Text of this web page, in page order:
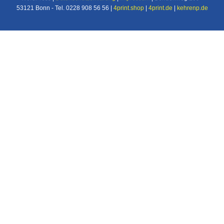
53121 Bonn - Tel. 0228 908 56 56 | 4print.shop| 4print.de kehrenp.de